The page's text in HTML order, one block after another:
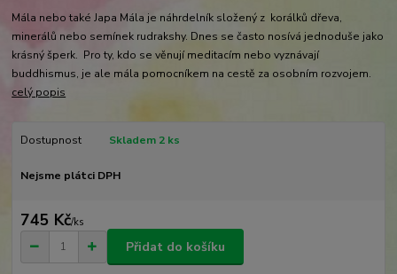
Mála nebo také Japa Mála je náhrdelník složený z korálků dřeva,
minerálů nebo semínek rudrakshy. Dnes se často nosívá jednoduše jako
krásný šperk. Pro ty, kdo se věnují meditacím nebo vyznávají
buddhismus, je ale mála pomocníkem na cestě za osobním rozvojem.
celý popis
Dostupnost Skladem 2 ks
Nejsme plátci DPH
745 Kč/ks
Přidat do košíku